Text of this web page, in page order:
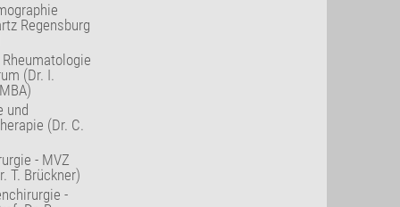
Regensburg
(Dr. I.
und
(Dr. C.
- MVZ
T. Brückner)
-